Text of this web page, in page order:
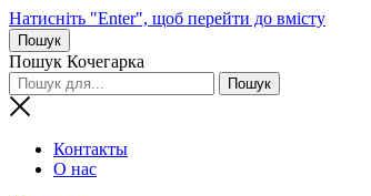
Натисніть "Enter", щоб перейти до вмісту
Пошук
Пошук Кочегарка
Контакты
О нас